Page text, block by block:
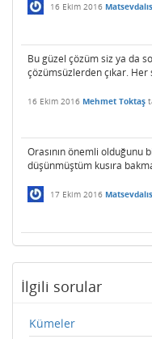
16 Ekim 2016
Bu güzel çözüm siz ya da
çözümsüzlerden çıkar.
16 Ekim 2016 Mehmet Toktaş
Orasının önemli olduğunu
düşünmüştüm kusıra
17 Ekim 2016
İlgili sorular
Kümeler